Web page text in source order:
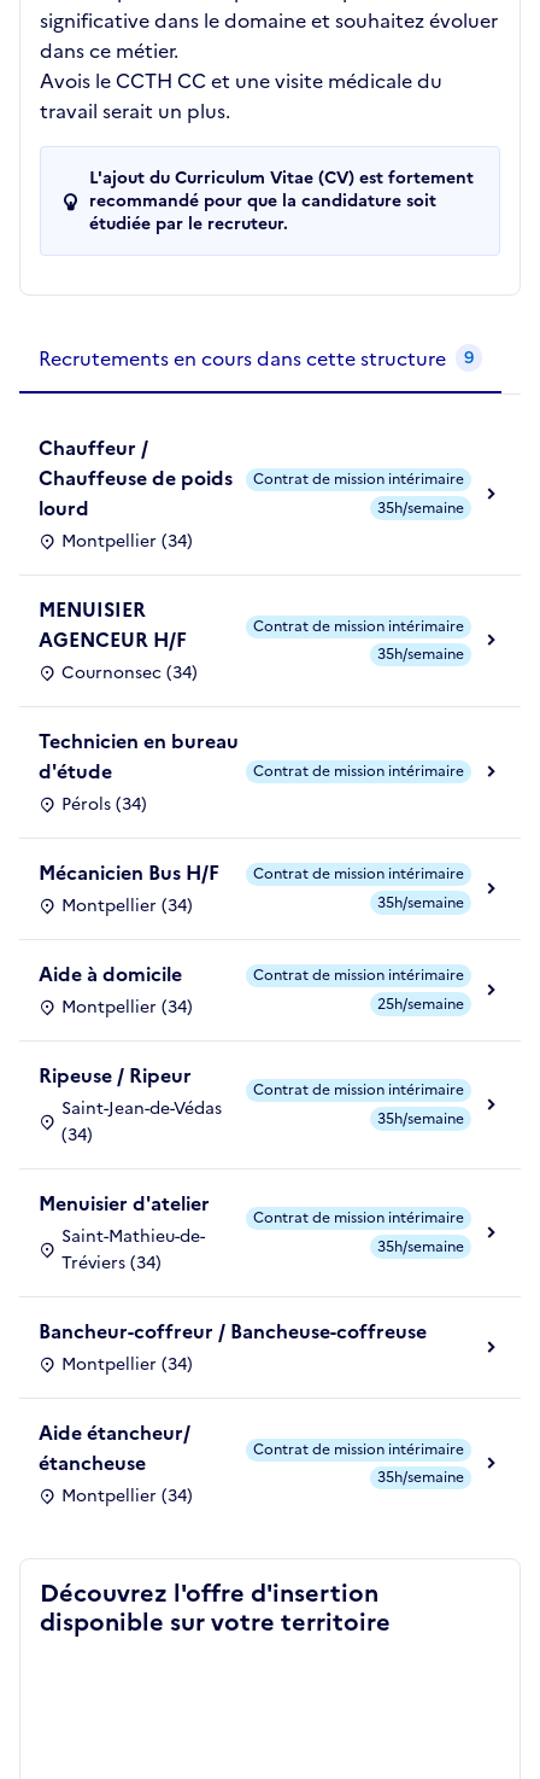
significative dans le domaine et souhaitez évoluer
dans ce métier.
Avois le CCTH CC et une visite médicale du
travail serait un plus.
L'ajout du Curriculum Vitae (CV) est fortement
recommandé pour que la candidature soit
étudiée par le recruteur.
Recrutements en cours dans cette structure 9
Chauffeur /
Chauffeuse de poids
lourd
Montpellier (34)
Contrat de mission intérimaire
35h/semaine
MENUISIER
AGENCEUR H/F
Cournonsec (34)
Contrat de mission intérimaire
35h/semaine
Technicien en bureau
d'étude
Pérols (34)
Contrat de mission intérimaire
Mécanicien Bus H/F
Montpellier (34)
Contrat de mission intérimaire
35h/semaine
Aide à domicile
Montpellier (34)
Contrat de mission intérimaire
25h/semaine
Ripeuse / Ripeur
Saint-Jean-de-Védas
(34)
Contrat de mission intérimaire
35h/semaine
Menuisier d'atelier
Saint-Mathieu-de-
Tréviers (34)
Contrat de mission intérimaire
35h/semaine
Bancheur-coffreur / Bancheuse-coffreuse
Montpellier (34)
Aide étancheur/
étancheuse
Montpellier (34)
Contrat de mission intérimaire
35h/semaine
Découvrez l'offre d'insertion
disponible sur votre territoire